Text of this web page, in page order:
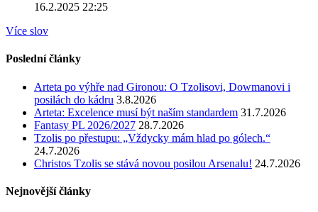
16.2.2025 22:25
Více slov
Poslední články
Arteta po výhře nad Gironou: O Tzolisovi, Dowmanovi i
posilách do kádru 3.8.2026
Arteta: Excelence musí být naším standardem 31.7.2026
Fantasy PL 2026/2027 28.7.2026
Tzolis po přestupu: „Vždycky mám hlad po gólech.“
24.7.2026
Christos Tzolis se stává novou posilou Arsenalu! 24.7.2026
Nejnovější články